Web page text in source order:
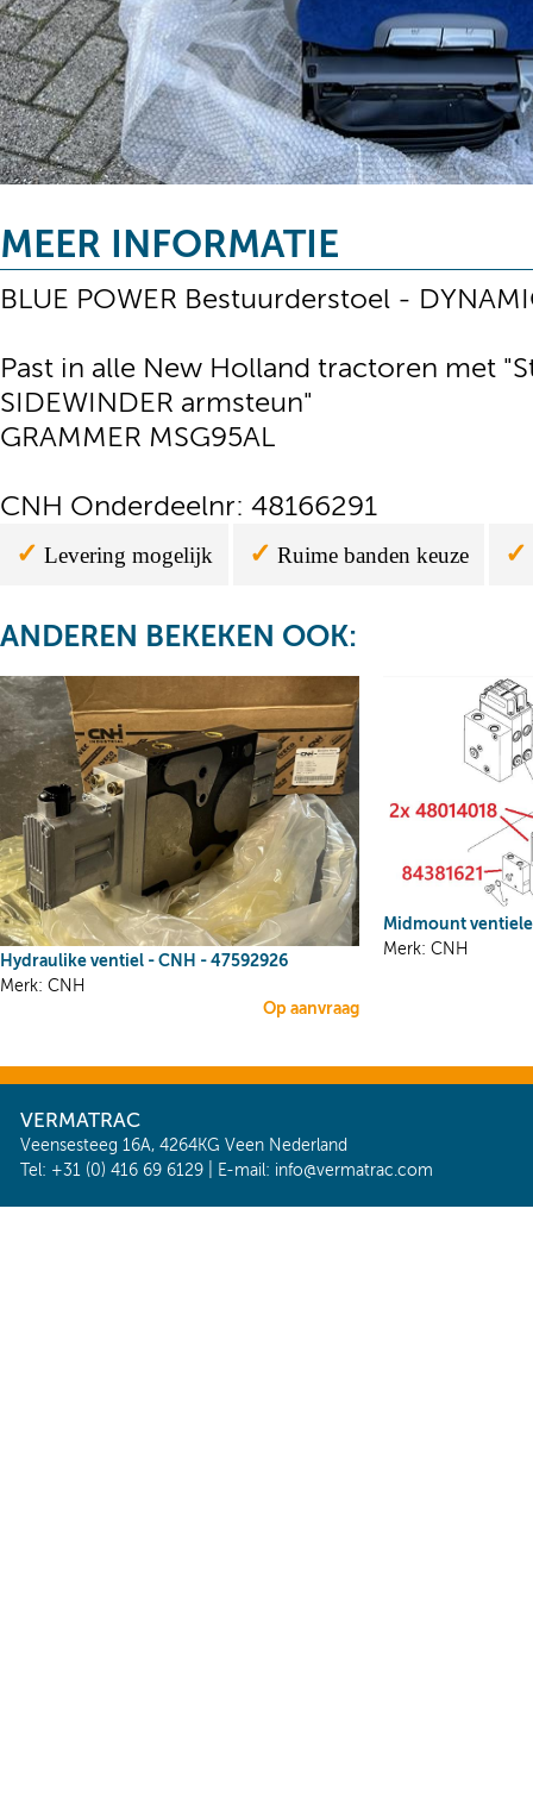
MEER INFORMATIE
BLUE POWER Bestuurderstoel -
Past in alle New Holland tractoren met
SIDEWINDER armsteun"
GRAMMER MSG95AL
CNH Onderdeelnr: 48166291
✓ Levering mogelijk ✓ Ruime banden keuze ✓
ANDEREN BEKEKEN OOK:
Hydraulike ventiel - CNH - 47592926
Merk: CNH
Op aanvraag
Midmount
Merk: CNH
VERMATRAC
Veensesteeg 16A, 4264KG Veen Nederland
Tel: +31 (0) 416 69 6129 | E-mail: info@vermatrac.com